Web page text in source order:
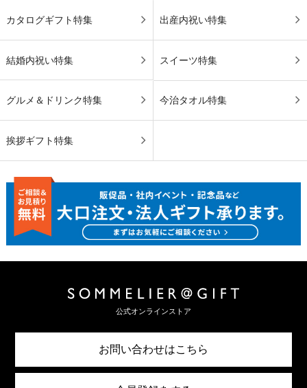
カタログギフト特集 出産内祝い特集
結婚内祝い特集 スイーツ特集
グルメ＆ドリンク特集 今治タオル特集
挨拶ギフト特集
公式オンラインストア
お問い合わせはこちら